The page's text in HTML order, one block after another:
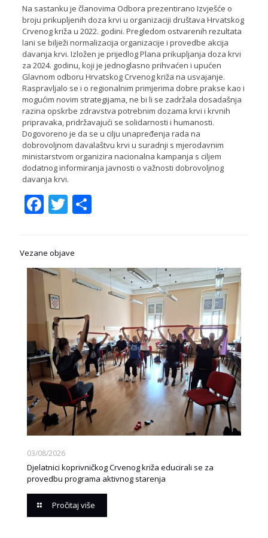
Na sastanku je članovima Odbora prezentirano Izvješće o
broju prikupljenih doza krvi u organizaciji društava Hrvatskog
Crvenog križa u 2022. godini. Pregledom ostvarenih rezultata
lani se bilježi normalizacija organizacije i provedbe akcija
davanja krvi. Izložen je prijedlog Plana prikupljanja doza krvi
za 2024. godinu, koji je jednoglasno prihvaćen i upućen
Glavnom odboru Hrvatskog Crvenog križa na usvajanje.
Raspravljalo se i o regionalnim primjerima dobre prakse kao i
mogućim novim strategijama, ne bi li se zadržala dosadašnja
razina opskrbe zdravstva potrebnim dozama krvi i krvnih
pripravaka, pridržavajući se solidarnosti i humanosti.
Dogovoreno je da se u cilju unapređenja rada na
dobrovoljnom davalaštvu krvi u suradnji s mjerodavnim
ministarstvom organizira nacionalna kampanja s ciljem
dodatnog informiranja javnosti o važnosti dobrovoljnog
davanja krvi.
Facebook
Twitter
Share
Vezane objave
03/08/2026
Djelatnici koprivničkog Crvenog križa educirali se za
provedbu programa aktivnog starenja
Pročitaj više